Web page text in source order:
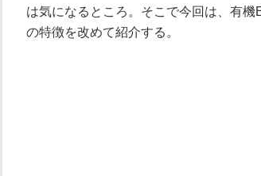
は気になるところ。そこで今回は、有
の特徴を改めて紹介する。